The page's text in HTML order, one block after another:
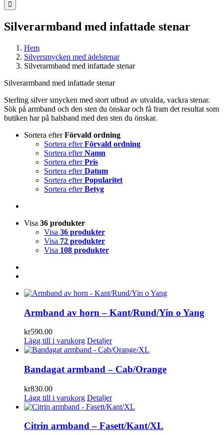
Silverarmband med infattade stenar
Hem
Silversmycken med ädelstenar
Silverarmband med infattade stenar
Silverarmband med infattade stenar
Sterling silver smycken med stort utbud av utvalda, vackra stenar.
Sök på armband och den sten du önskar och få fram det resultat som
butiken har på halsband med den sten du önskar.
Sortera efterFörvald ordning
Sortera efterFörvald ordning
Sortera efterNamn
Sortera efterPris
Sortera efterDatum
Sortera efterPopularitet
Sortera efterBetyg
Visa 36 produkter
Visa 36 produkter
Visa 72 produkter
Visa 108 produkter
Armband av horn – Kant/Rund/Yin o Yang
kr590.00
Lägg till i varukorg Detaljer
Bandagat armband – Cab/Orange
kr830.00
Lägg till i varukorg Detaljer
Citrin armband – Fasett/Kant/XL